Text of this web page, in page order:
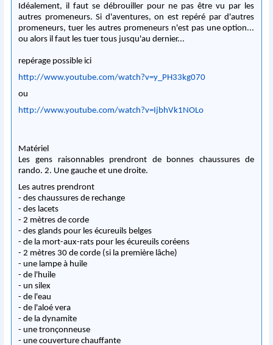
Idéalement, il faut se débrouiller pour ne pas être vu par les
autres promeneurs. Si d'aventures, on est repéré par d'autres
promeneurs, tuer les autres promeneurs n'est pas une option...
ou alors il faut les tuer tous jusqu'au dernier...
repérage possible ici
http://www.youtube.com/watch?v=y_PH33kg070
ou
http://www.youtube.com/watch?v=IjbhVk1NOLo
Matériel
Les gens raisonnables prendront de bonnes chaussures de
rando. 2. Une gauche et une droite.
Les autres prendront
- des chaussures de rechange
- des lacets
- 2 mètres de corde
- des glands pour les écureuils belges
- de la mort-aux-rats pour les écureuils coréens
- 2 mètres 30 de corde (si la première lâche)
- une lampe à huile
- de l'huile
- un silex
- de l'eau
- de l'aloé vera
- de la dynamite
- une tronçonneuse
- une couverture chauffante